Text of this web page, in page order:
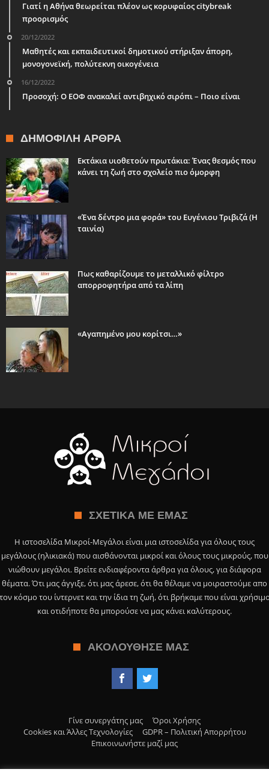
Γιατί η Αθήνα θεωρείται πλέον ως κορυφαίος citybreak
προορισμός
20/12/2022
Μαθητές και εκπαιδευτικοί δημοτικού στήριξαν άπορη,
μονογονεϊκή, πολύτεκνη οικογένεια
16/12/2022
Προσοχή: Ο ΕΟΦ ανακαλεί αντιβηχικό σιρόπι – Ποιο είναι
ΔΗΜΟΦΙΛΉ ΆΡΘΡΑ
Εκτάκια υιοθετούν πρωτάκια: Ένας θεσμός που
κάνει τη ζωή στο σχολείο πιο όμορφη
«Ένα δέντρο μια φορά» του Ευγένιου Τριβιζά (Η
ταινία)
Πως καθαρίζουμε το μεταλλικό φίλτρο
απορροφητήρα από τα λίπη
«Αγαπημένο μου κορίτσι…»
ΣΧΕΤΙΚΆ ΜΕ ΕΜΆΣ
Η ιστοσελίδα Μικροί-Μεγάλοι είναι μια ιστοσελίδα για όλους τους
μεγάλους (ηλικιακά) που αισθάνονται μικροί και όλους τους μικρούς, που
νιώθουν μεγάλοι. Βρείτε ενδιαφέροντα άρθρα για όλους, για διάφορα
θέματα. Ότι μας άγγιξε, ότι μας άρεσε, ότι θα θέλαμε να μοιραστούμε απο
κόσμο του ίντερνετ και την ίδια τη ζωή, ότι βρήκαμε που είναι
και οτιδήποτε θα μπορούσε να μας κάνει καλύτερους.
ΑΚΟΛΟΎΘΗΣΕ ΜΑΣ
Γίνε συνεργάτης μας
Όροι Χρήσης
Cookies και Άλλες Τεχνολογίες
GDPR – Πολιτική Απορρήτου
Επικοινωνήστε μαζί μας